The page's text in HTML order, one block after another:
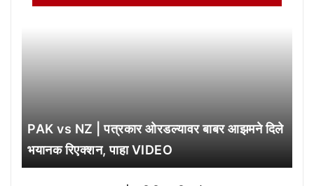
PAK vs NZ | पत्रकार ओरडल्यावर बाबर आझमने दिले
भयानक रिएक्शन, पाहा VIDEO